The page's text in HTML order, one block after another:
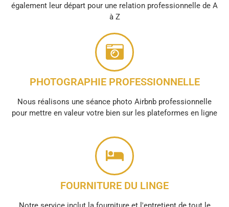
également leur départ pour une relation professionnelle de A
à Z
PHOTOGRAPHIE PROFESSIONNELLE
Nous réalisons une séance photo Airbnb professionnelle
pour mettre en valeur votre bien sur les plateformes en ligne
FOURNITURE DU LINGE